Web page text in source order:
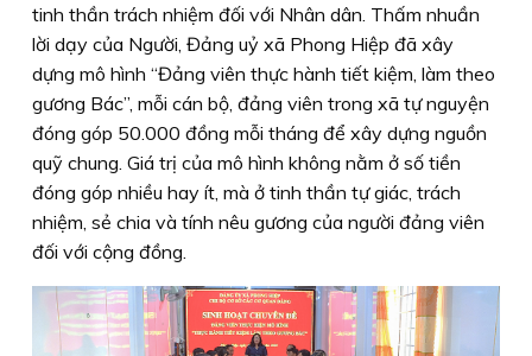
tinh thần trách nhiệm đối với Nhân dân. Thấm nhuần
lời dạy của Người, Đảng uỷ xã Phong Hiệp đã xây
dựng mô hình “Đảng viên thực hành tiết kiệm, làm theo
gương Bác”, mỗi cán bộ, đảng viên trong xã tự nguyện
đóng góp 50.000 đồng mỗi tháng để xây dựng nguồn
quỹ chung. Giá trị của mô hình không nằm ở số tiền
đóng góp nhiều hay ít, mà ở tinh thần tự giác, trách
nhiệm, sẻ chia và tính nêu gương của người đảng viên
đối với cộng đồng.